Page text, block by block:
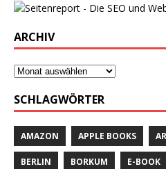
ARCHIV
SCHLAGWÖRTER
AMAZON APPLE BOOKS
BERLIN BORKUM E-BOOK